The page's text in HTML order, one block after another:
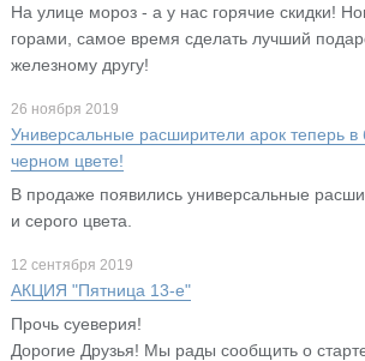
На улице мороз - а у нас горячие скидки!
горами, самое время сделать лучший
железному другу!
26 ноября 2019
Универсальные расширители арок теперь
черном цвете!
В продаже появились универсальные
и серого цвета.
12 сентября 2019
АКЦИЯ "Пятница 13-е"
Прочь суеверия!
Дорогие Друзья! Мы рады сообщить о